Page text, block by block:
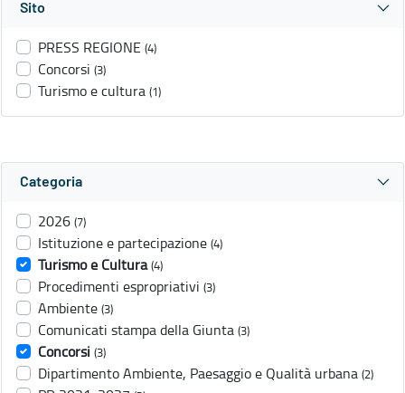
Sito
PRESS REGIONE (4)
Concorsi (3)
Turismo e cultura (1)
Categoria
2026 (7)
Istituzione e partecipazione (4)
Turismo e Cultura (4)
Procedimenti espropriativi (3)
Ambiente (3)
Comunicati stampa della Giunta (3)
Concorsi (3)
Dipartimento Ambiente, Paesaggio e Qualità urbana (2)